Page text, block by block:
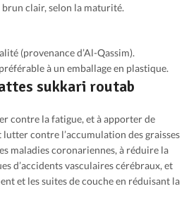
clair, selon la maturité.
(provenance d’Al-Qassim).
à un emballage en plastique.
sukkari routab
contre la fatigue, et à apporter de
lutter contre l’accumulation des graisses
maladies coronariennes, à réduire la
d’accidents vasculaires cérébraux, et
et les suites de couche en réduisant la